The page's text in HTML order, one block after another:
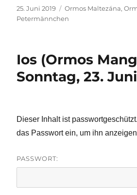
Veröffentlicht
am
25. Juni 2019 Schlagwörter
Ormos Maltezána,
Petermännchen
Ios (Ormos
Sonntag, 23.
Dieser Inhalt ist
das Passwort ein, um ihn
PASSWORT: